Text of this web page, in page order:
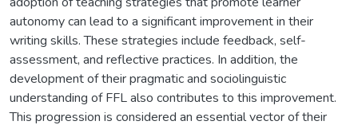
autonomy can lead to a significant improvement in their
writing skills. These strategies include feedback, self-
assessment, and reflective practices. In addition, the
development of their pragmatic and sociolinguistic
understanding of FFL also contributes to this improvement.
This progression is considered an essential vector of their